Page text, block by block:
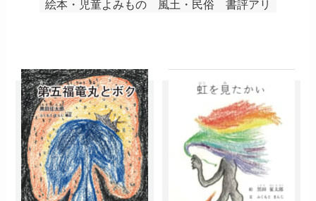
絵本・児童よみもの 風土・民俗 書評アリ